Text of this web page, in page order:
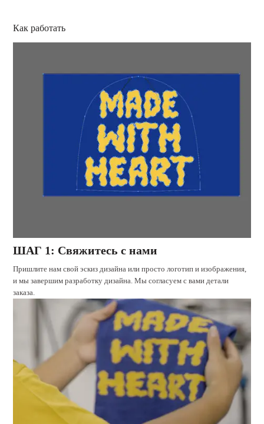
Как работать
ШАГ 1: Свяжитесь с нами
Пришлите нам свой эскиз дизайна или просто логотип и изображения,
и мы завершим разработку дизайна. Мы согласуем с вами детали
заказа.